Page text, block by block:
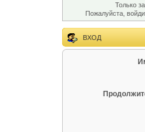
Только
Пожалуйста,
ВХОД